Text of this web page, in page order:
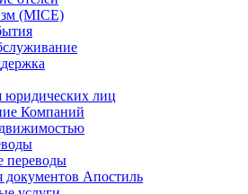
(MICE)
юридических лиц
Компаний
переводы
документов Апостиль